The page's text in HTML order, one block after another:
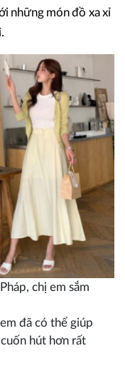
những món đồ xa xỉ
chị em sắm
đã có thể giúp
hút hơn rất